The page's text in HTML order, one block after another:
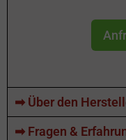
➡ Über den
➡ Fragen &